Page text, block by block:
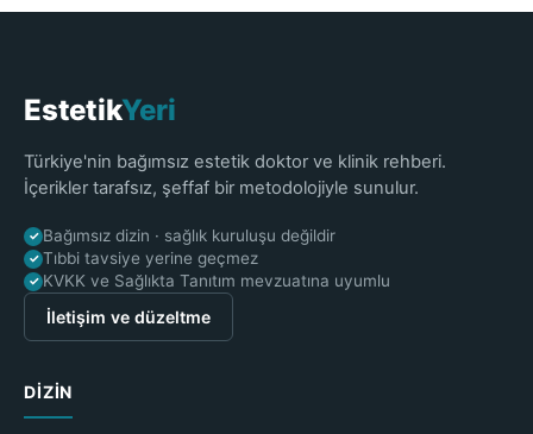
EstetikYeri
Türkiye'nin bağımsız estetik doktor ve klinik rehberi.
İçerikler tarafsız, şeffaf bir metodolojiyle sunulur.
✓ Bağımsız dizin · sağlık kuruluşu değildir
✓ Tıbbi tavsiye yerine geçmez
✓ KVKK ve Sağlıkta Tanıtım mevzuatına uyumlu
İletişim ve düzeltme
DIZIN